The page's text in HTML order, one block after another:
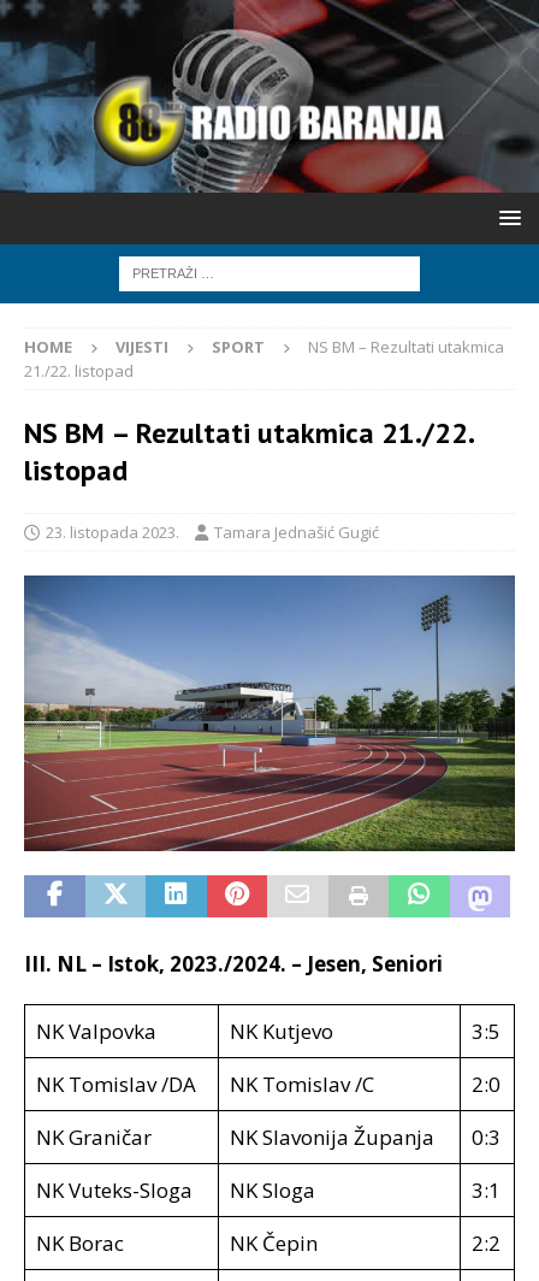
HOME VIJESTI SPORT
NS BM – Rezultati utakmica
21./22. listopad
NS BM – Rezultati utakmica 21./22.
listopad
23. listopada 2023. Tamara Jednašić Gugić
III. NL – Istok, 2023./2024. – Jesen, Seniori
NK Valpovka NK Kutjevo
3:5
NK Tomislav /DA
NK Tomislav /C
2:0
NK Graničar
NK Slavonija Županja
0:3
NK Vuteks-Sloga
NK Sloga
3:1
NK Borac
NK Čepin
2:2